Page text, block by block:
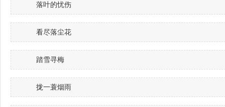
落叶的忧伤
看尽落尘花
踏雪寻梅
拢一蓑烟雨